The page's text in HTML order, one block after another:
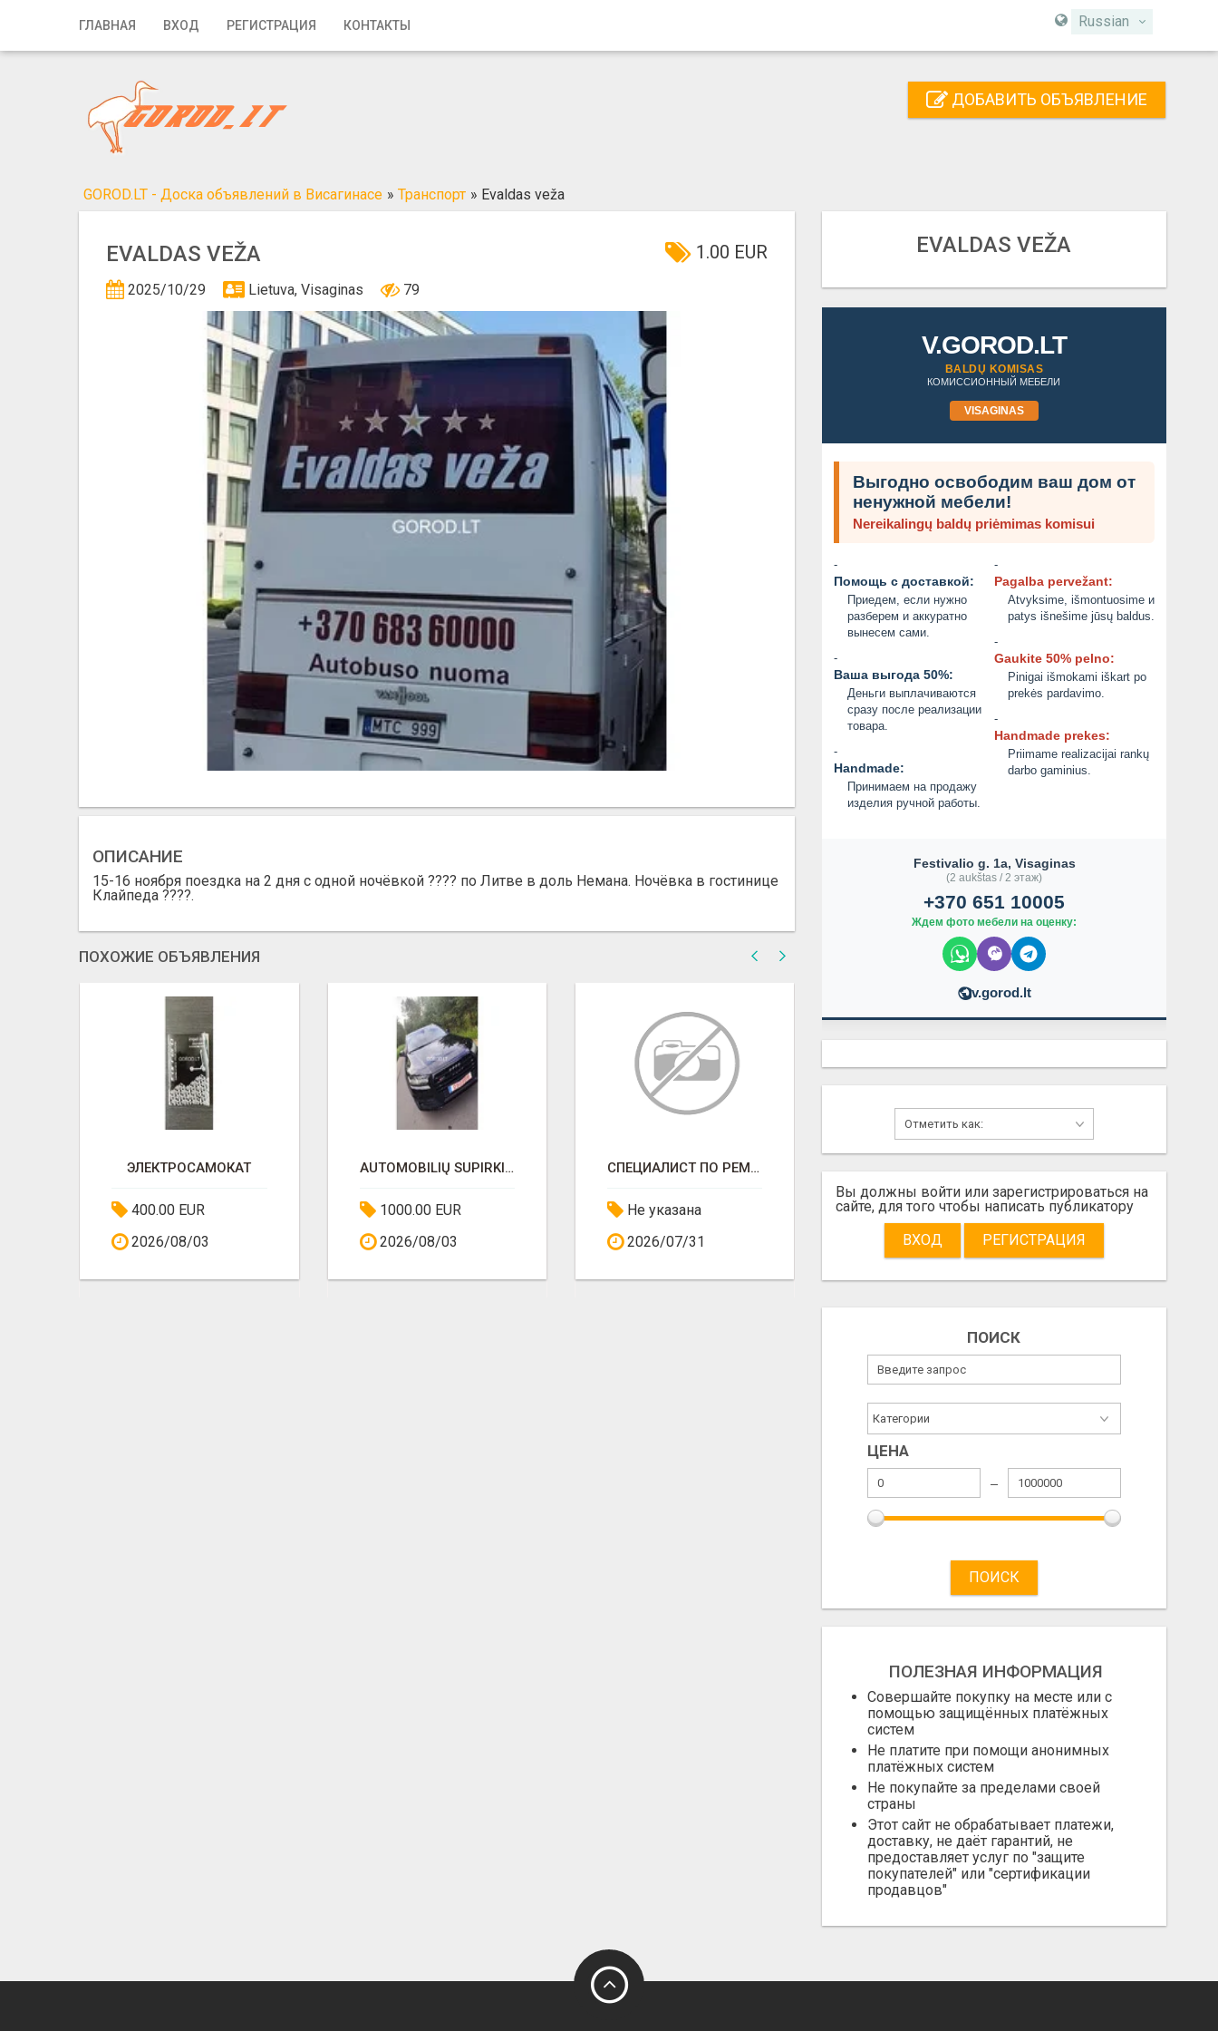
ГЛАВНАЯ ВХОД РЕГИСТРАЦИЯ КОНТАКТЫ Russian
Главная
Регистрация
Добавить объявление
ДОБАВИТЬ ОБЪЯВЛЕНИЕ
GOROD.LT - Доска объявлений в Висагинасе » Транспорт » Evaldas veža
EVALDAS VEŽA 1.00 EUR
2025/10/29 Lietuva, Visaginas 79
ОПИСАНИЕ
15-16 ноября поездка на 2 дня с одной ночёвкой ???? по Литве в доль Немана. Ночёвка в гостинице
Клайпеда ????.
ПОХОЖИЕ ОБЪЯВЛЕНИЯ
ЭЛЕКТРОСАМОКАТ
400.00 EUR
2026/08/03
AUTOMOBILIŲ SUPIRKIMAS
1000.00 EUR
2026/08/03
СПЕЦИАЛИСТ ПО РЕМОНТУ АЛЮМИНИЕВЫХ ТРУБОК
Не указана
2026/07/31
ПРОДАМOPELZEFIRA-1.7D.2009ГГОДА
Не указана
2026/08/03
400.00 EUR
EVALDAS VEŽA
V.GOROD.LT
BALDŲ KOMISAS
КОМИССИОННЫЙ МЕБЕЛИ
VISAGINAS
Выгодно освободим ваш дом от
ненужной мебели!
Nereikalingų baldų priėmimas komisui
-
Помощь с доставкой:
Приедем, если нужно
разберем и аккуратно
вынесем сами.
-
Ваша выгода 50%:
Деньги выплачиваются
сразу после реализации
товара.
-
Handmade:
Принимаем на продажу
изделия ручной работы.
-
Pagalba pervežant:
Atvyksime, išmontuosime и
patys išnešime jūsų baldus.
-
Gaukite 50% pelno:
Pinigai išmokami iškart po
prekės pardavimo.
-
Handmade prekes:
Priimame realizacijai rankų
darbo gaminius.
Festivalio g. 1a, Visaginas
(2 aukštas / 2 этаж)
+370 651 10005
Ждем фото мебели на оценку:
v.gorod.lt
Вы должны войти или зарегистрироваться на
сайте, для того чтобы написать публикатору
ВХОД
РЕГИСТРАЦИЯ
ПОИСК
ЦЕНА
ПОИСК
ПОЛЕЗНАЯ ИНФОРМАЦИЯ
Совершайте покупку на месте или с
помощью защищённых платёжных
систем
Не платите при помощи анонимных
платёжных систем
Не покупайте за пределами своей
страны
Этот сайт не обрабатывает платежи,
доставку, не даёт гарантий, не
предоставляет услуг по "защите
покупателей" или "сертификации
продавцов"